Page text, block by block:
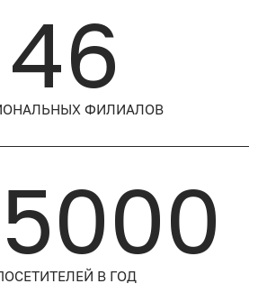
46
ФИЛИАЛОВ
В ГОД